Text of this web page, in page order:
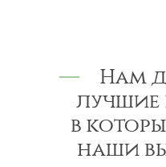
Нам
в
наши